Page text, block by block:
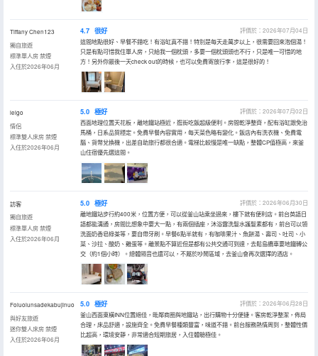
Tiffany Chen123
獨自旅遊
標準單人房 禁煙
入住於2026年06月
4.7 很好
評價於：2026年07月04日
這間地點很好、早餐不錯吃！有浴缸真不錯！特別是每天走萬步以上，很需要回來泡個湯！
只是有點可惜我住單人房，只給我一個枕頭，多要一個枕頭頭也不行，只是唯一可惜的地
方！另外你最後一天check out的時候，也可以免費寄放行李，這是很好的！
leigo
情侶
標準雙人床房 禁煙
入住於2026年06月
5.0 極好
評價於：2026年07月02日
西面地理位置天花板，離地鐵站極近，逛街吃飯超級便利。房間乾淨整齊，配有浴缸跟免治
馬桶，日系品質穩定。免費早餐內容實用，每天菜色略有變化。飯店內有洗衣機、免費電
腦、貨幣兌換機，出差自助旅行都很合適。電梯比較慢是唯一缺點，整體CP值極高，來釜
山住宿優先選這間。
訪客
獨自旅遊
標準單人房 禁煙
入住於2026年06月
5.0 極好
評價於：2026年06月30日
離地鐵站步行約400米，位置方便，可以從釜山站乘坐過來，樓下就有便利店。前台英語日
語都能溝通，房間比想象中要大一點，有兩個插座，沐浴露洗髮水護髮素都有，前台可以領
洗面奶香皂綠茶等，要自帶牙刷。早餐6點半就有，有咖啡果汁、魚餅湯、壽司、吐司、小
菜、沙拉、酸奶、雞蛋等。離景點不算近但是都有公共交通可到達，去鬆島纜車要地鐵轉公
交（約1個小時）。總體隔音也還可以，不屬於吵鬧區域，去釜山會再次選擇的酒店。
Foluolunsadekabujinuo
與好友旅遊
迷你雙人床房 禁煙
入住於2026年06月
5.0 極好
評價於：2026年06月28日
釜山西面東橫INN位置絕佳，毗鄰商圈與地鐵站，出行購物十分便捷。客房乾淨整潔，佈局
合理，床品舒適，設施齊全。免費早餐種類豐富，味道不錯。前台服務熱情周到，整體性價
比超高，環境安靜，非常適合短期旅居，入住體驗極佳。